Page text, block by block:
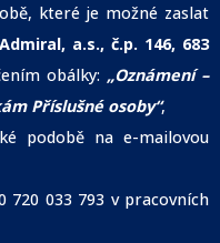
které je možné zaslat
a.s., č.p. 146, 683
obálky: „Oznámení –
Příslušné osoby“,
podobě na e-mailovou
033 793 v pracovních